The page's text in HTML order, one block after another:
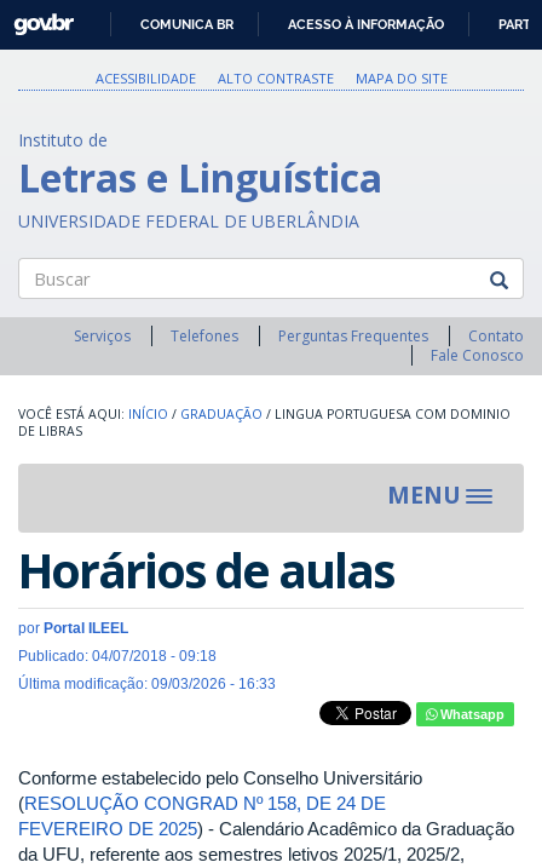
PARA
O
GOVBR
COMUNICA BR ACESSO À INFORMAÇÃO
ACESSIBILIDADE ALTO CONTRASTE MAPA DO SITE
Instituto de
Letras e Linguística
UNIVERSIDADE FEDERAL DE UBERLÂNDIA
Buscar
Serviços Telefones Perguntas Frequentes
Contato
Fale Conosco
INÍCIO / GRADUAÇÃO / LINGUA PORTUGUESA COM DOMINIO
DE LIBRAS
MENU
Toggle
Horários de aulas
por Portal ILEEL
Publicado: 04/07/2018 - 09:18
Última modificação: 09/03/2026 - 16:33
Whatsapp
Conforme estabelecido pelo Conselho Universitário
(RESOLUÇÃO CONGRAD Nº 158, DE 24 DE
FEVEREIRO DE 2025) - Calendário Acadêmico da Graduação
da UFU, referente aos semestres letivos 2025/1, 2025/2,